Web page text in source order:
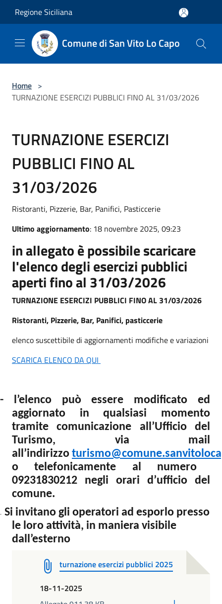
Regione Siciliana
Comune di San Vito Lo Capo
Home >
TURNAZIONE ESERCIZI PUBBLICI FINO AL 31/03/2026
TURNAZIONE ESERCIZI
PUBBLICI FINO AL
31/03/2026
Ristoranti, Pizzerie, Bar, Panifici, Pasticcerie
Ultimo aggiornamento: 18 novembre 2025, 09:23
in allegato è possibile scaricare
l'elenco degli esercizi pubblici
aperti fino al 31/03/2026
TURNAZIONE ESERCIZI PUBBLICI FINO AL 31/03/2026
Ristoranti, Pizzerie, Bar, Panifici, pasticcerie
elenco suscettibile di aggiornamenti modifiche e variazioni
SCARICA ELENCO DA QUI
- l’elenco può essere modificato ed
aggiornato in qualsiasi momento
tramite comunicazione all’Ufficio del
Turismo, via mail
all’indirizzo
o telefonicamente al numero
09231830212 negli orari d’ufficio del
comune.
- Si invitano gli operatori ad esporlo presso
le loro attività, in maniera visibile
dall’esterno
turnazione esercizi pubblici 2025
18-11-2025